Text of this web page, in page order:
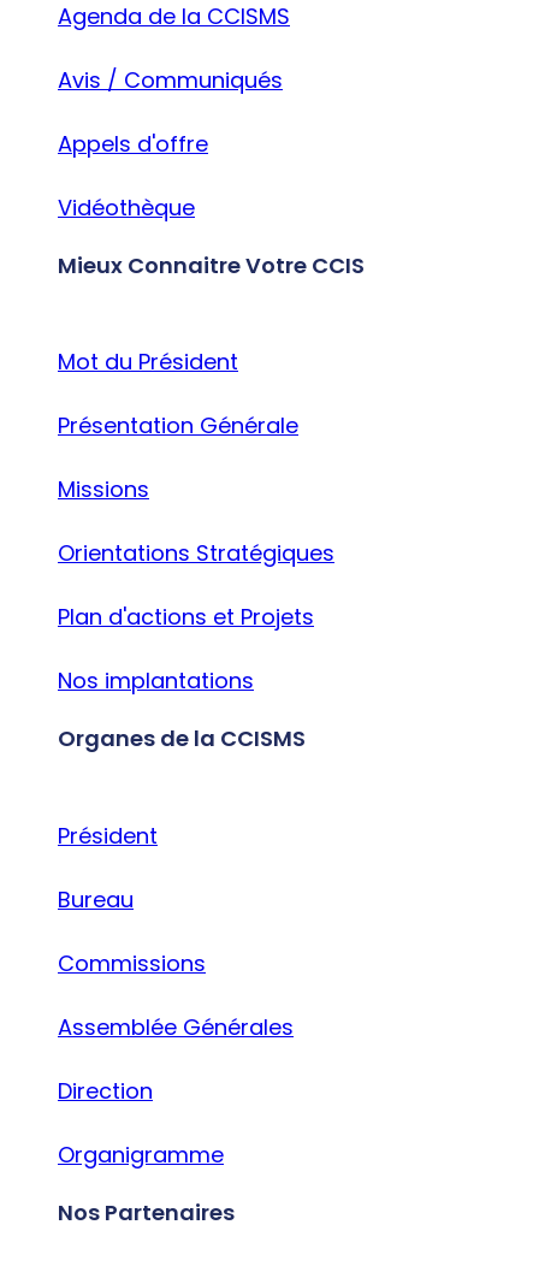
Agenda de la CCISMS
Avis / Communiqués
Appels d'offre
Vidéothèque
Mieux Connaitre Votre CCIS
Mot du Président
Présentation Générale
Missions
Orientations Stratégiques
Plan d'actions et Projets
Nos implantations
Organes de la CCISMS
Président
Bureau
Commissions
Assemblée Générales
Direction
Organigramme
Nos Partenaires